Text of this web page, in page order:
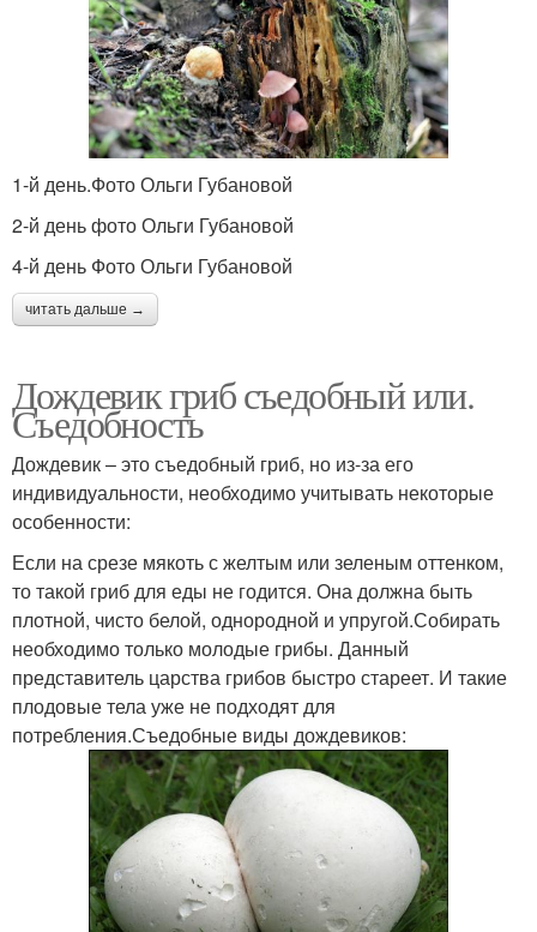
1-й день.Фото Ольги Губановой
2-й день фото Ольги Губановой
4-й день Фото Ольги Губановой
читать дальше →
Дождевик гриб съедобный или.
Съедобность
Дождевик – это съедобный гриб, но из-за его
индивидуальности, необходимо учитывать некоторые
особенности:
Если на срезе мякоть с желтым или зеленым оттенком,
то такой гриб для еды не годится. Она должна быть
плотной, чисто белой, однородной и упругой.Собирать
необходимо только молодые грибы. Данный
представитель царства грибов быстро стареет. И такие
плодовые тела уже не подходят для
потребления.Съедобные виды дождевиков: